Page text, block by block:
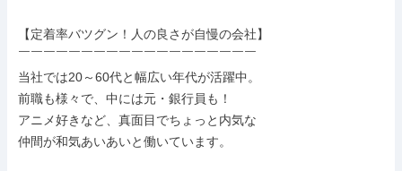
【定着率バツグン！人の良さが自慢の会社】
￣￣￣￣￣￣￣￣￣￣￣￣￣￣￣￣￣￣￣
当社では20～60代と幅広い年代が活躍中。
前職も様々で、中には元・銀行員も！
アニメ好きなど、真面目でちょっと内気な
仲間が和気あいあいと働いています。